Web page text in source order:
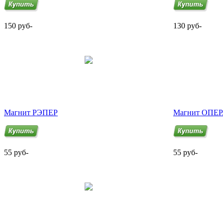
150 руб- 130 руб-
Магнит РЭПЕР
55 руб-
Магнит
55 руб-